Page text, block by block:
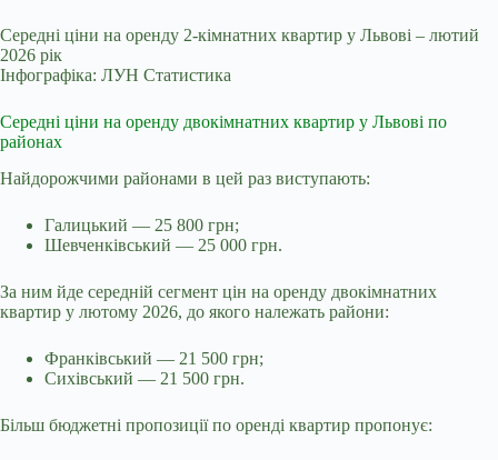
Середні ціни на оренду 2-кімнатних квартир у Львові – лютий
2026 рік
Інфографіка: ЛУН Статистика
Середні ціни на оренду двокімнатних квартир у Львові по
районах
Найдорожчими районами в цей раз виступають:
Галицький — 25 800 грн;
Шевченківський — 25 000 грн.
За ним йде середній сегмент цін на оренду двокімнатних
квартир у лютому 2026, до якого належать райони:
Франківський — 21 500 грн;
Сихівський — 21 500 грн.
Більш бюджетні пропозиції по оренді квартир пропонує: